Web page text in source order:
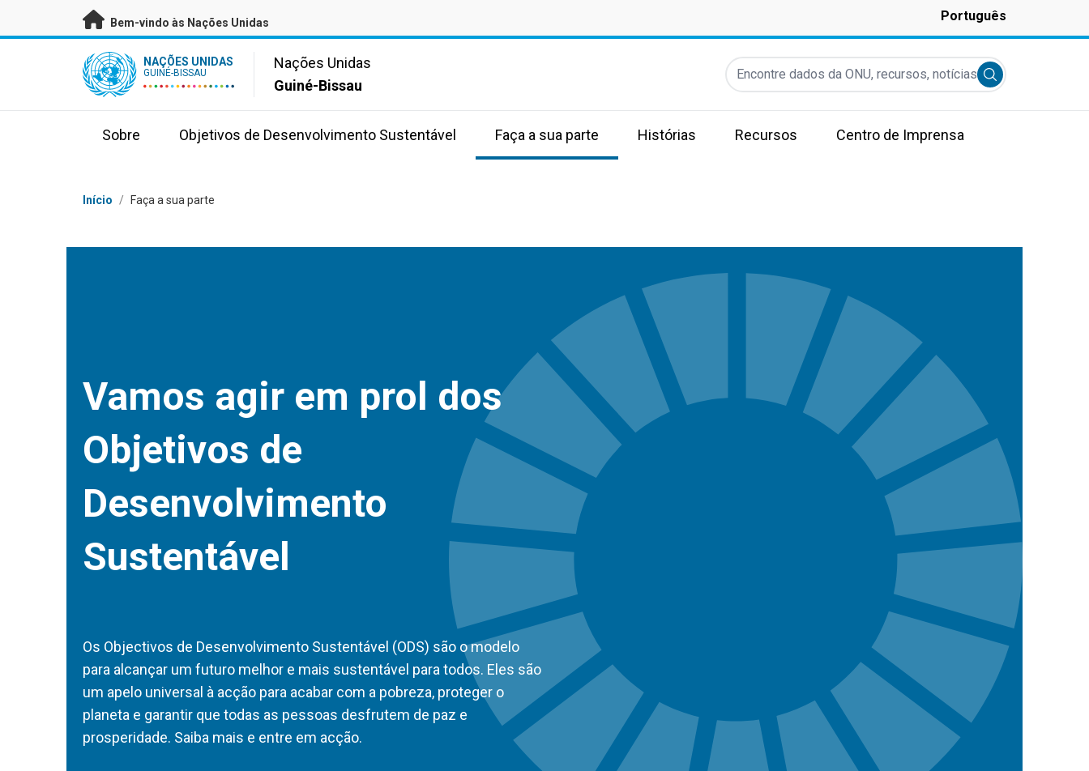
Saltar para conteúdo principal
Bem-vindo às Nações Unidas Português
UN Logo NAÇÕES UNIDAS
GUINÉ-BISSAU
Nações Unidas
Guiné-Bissau
Encontre dados da ONU, recursos, notícias e muito mais...
Submit search
Sobre Objetivos de Desenvolvimento Sustentável Faça a sua parte Histórias Recursos Centro de Imprensa
Breadcrumb
Início / Faça a sua parte
Vamos agir em prol dos
Objetivos de
Desenvolvimento
Sustentável
Os Objectivos de Desenvolvimento Sustentável (ODS) são o modelo
para alcançar um futuro melhor e mais sustentável para todos. Eles são
um apelo universal à acção para acabar com a pobreza, proteger o
planeta e garantir que todas as pessoas desfrutem de paz e
prosperidade. Saiba mais e entre em acção.